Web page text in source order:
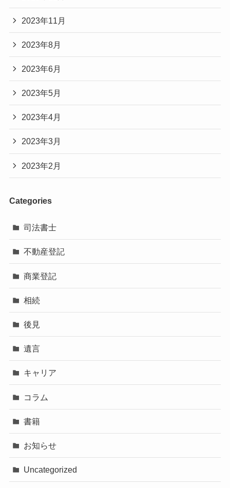
2023年11月
2023年8月
2023年6月
2023年5月
2023年4月
2023年3月
2023年2月
Categories
司法書士
不動産登記
商業登記
相続
後見
遺言
キャリア
コラム
書籍
お知らせ
Uncategorized